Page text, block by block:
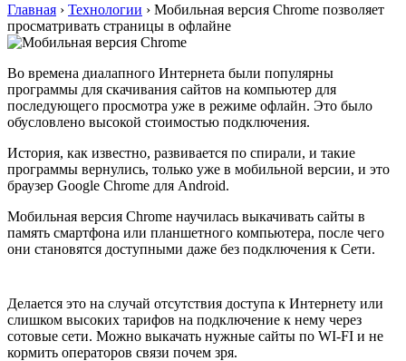
Главная › Технологии › Мобильная версия Chrome позволяет
просматривать страницы в офлайне
Во времена диалапного Интернета были популярны
программы для скачивания сайтов на компьютер для
последующего просмотра уже в режиме офлайн. Это было
обусловлено высокой стоимостью подключения.
История, как известно, развивается по спирали, и такие
программы вернулись, только уже в мобильной версии, и это
браузер Google Chrome для Android.
Мобильная версия Chrome научилась выкачивать сайты в
память смартфона или планшетного компьютера, после чего
они становятся доступными даже без подключения к Сети.
Делается это на случай отсутствия доступа к Интернету или
слишком высоких тарифов на подключение к нему через
сотовые сети. Можно выкачать нужные сайты по WI-FI и не
кормить операторов связи почем зря.